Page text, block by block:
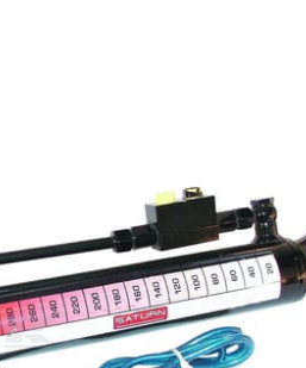
2
poluga TCVHN